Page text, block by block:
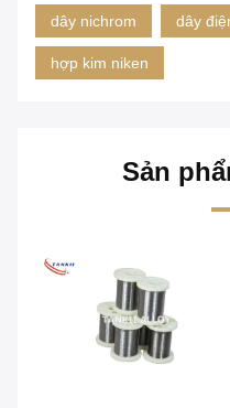
dây nichrom dây
hợp kim niken
Sản